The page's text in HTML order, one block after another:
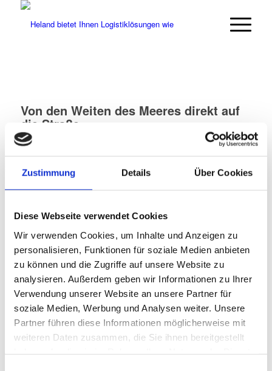
Zustimmung Details Über Cookies
Diese Webseite verwendet Cookies
Wir verwenden Cookies, um Inhalte und Anzeigen zu
personalisieren, Funktionen für soziale Medien anbieten
zu können und die Zugriffe auf unsere Website zu
analysieren. Außerdem geben wir Informationen zu Ihrer
Verwendung unserer Website an unsere Partner für
soziale Medien, Werbung und Analysen weiter. Unsere
Partner führen diese Informationen möglicherweise mit
weiteren Daten zusammen, die Sie ihnen bereitgestellt
Von den Weiten des Meeres direkt auf
die Straße
Der perfekte Übergang:
Von den Weiten des Meeres direkt auf die Straße!
Hafen weiter zu verteilen.
So verzahnen wir See- und Landverkehr für reibungslose
Lieferketten.
zurück zur Übersicht